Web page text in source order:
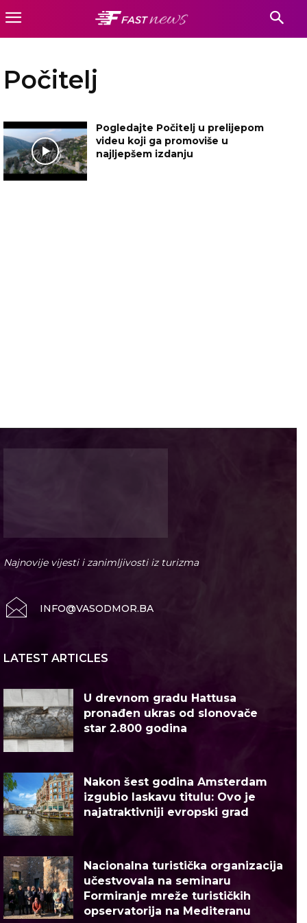
Počitelj
Pogledajte Počitelj u prelijepom
videu koji ga promoviše u
najljepšem izdanju
Najnovije vijesti i zanimljivosti iz turizma
INFO@VASODMOR.BA
LATEST ARTICLES
U drevnom gradu Hattusa
pronađen ukras od slonovače
star 2.800 godina
Nakon šest godina Amsterdam
izgubio laskavu titulu: Ovo je
najatraktivniji evropski grad
Nacionalna turistička organizacija
učestvovala na seminaru
Formiranje mreže turističkih
opservatorija na Mediteranu